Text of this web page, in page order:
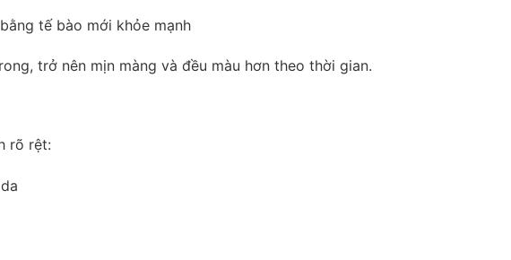
tế bào mới khỏe mạnh
trở nên mịn màng và đều màu hơn theo thời gian.
rõ rệt: